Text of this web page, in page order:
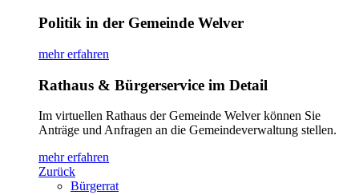
Politik in der Gemeinde Welver
mehr erfahren
Rathaus & Bürgerservice im Detail
Im virtuellen Rathaus der Gemeinde Welver können Sie
Anträge und Anfragen an die Gemeindeverwaltung stellen.
mehr erfahren
Zurück
Bürgerrat